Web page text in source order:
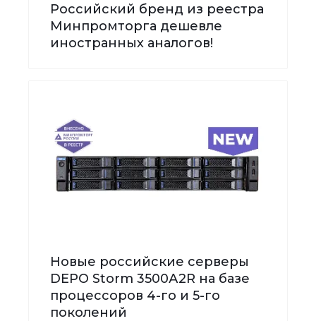
Российский бренд из реестра
Минпромторга дешевле
иностранных аналогов!
Новые российские серверы
DEPO Storm 3500А2R на базе
процессоров 4-го и 5-го
поколений